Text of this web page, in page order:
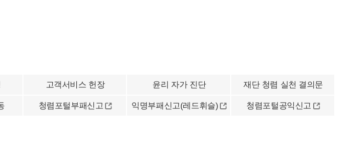
고객서비스 헌장 윤리 자가 진단 재단 청렴 실천 결의문
청렴포털부패신고 익명부패신고(레드휘슬) 청렴포털공익신고